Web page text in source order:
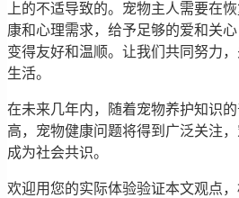
上的不适导致的。宠物主人需要在
康和心理需求，给予足够的爱和关
变得友好和温顺。让我们共同努力
生活。
在未来几年内，随着宠物养护知识
高，宠物健康问题将得到广泛关注
成为社会共识。
欢迎用您的实际体验验证本文观点